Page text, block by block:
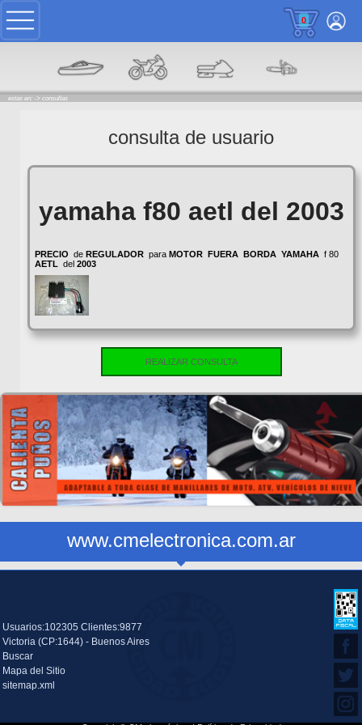
0
estas en: -> consultas
consulta de usuario
yamaha f80 aetl del 2003
PRECIO de REGULADORpara MOTOR FUERA BORDA YAMAHAf 80
AETL del 2003
REALIZAR CONSULTA
www.cmelectronica.com.ar
Usuarios:102305 Clientes:9877
Victoria (CP:1644) - Buenos Aires
Buscar
Mapa del Sitio
sitemap.xml